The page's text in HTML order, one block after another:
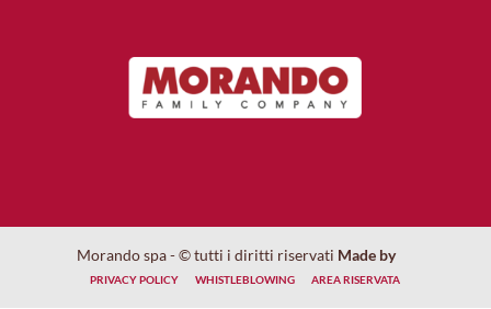
Morando spa - © tutti i diritti riservati Made by
PRIVACY POLICY WHISTLEBLOWING AREA RISERVATA